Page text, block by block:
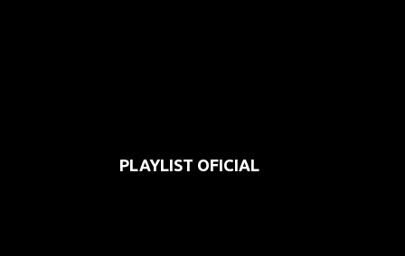
PLAYLIST OFICIAL